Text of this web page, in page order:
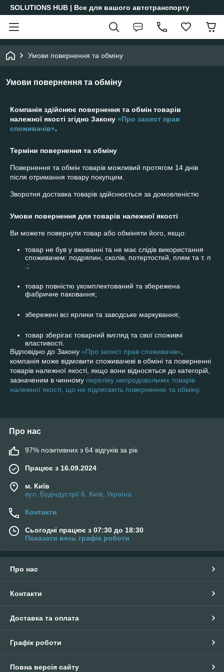
SOLUTIONS HUB | Все для вашого автотранспорту
Умови повернення та обміну
Умови повернення та обміну
Компанія здійснює повернення та обмін товарів
належної якості згідно Закону «Про захист прав
споживачів».
Терміни повернення та обміну
Повернення та обмін товарів можливий протягом 14 днів
після отримання товару покупцем.
Зворотня доставка товарів здійснюється за домовленістю
Умови повернення для товарів належної якості
Ви можете повернути товар або обміняти його, якщо:
товар не був у вживанні та не має слідів використання
споживачем: подряпин, сколів, потертостей, плям та т. п
.;
товар повністю укомплектований та збережена
фабричне паковання;
збережені всі ярлики та заводське маркування;
товар зберігає товарний вигляд та свої споживчі
властивості.
Відповідно до Закону «Про захист прав споживачів»
компанія може відмовити споживачеві в обміні та поверненні
товарів належної якості, якщо вони відносяться до категорій,
зазначеним в чинному переліку непродовольчих товарів
належної якості, що не підлягають поверненню та обміну.
Про нас
97% позитивних з 64 відгуків за рік
Працює з 16.09.2024
м. Київ
вул. Будіндустрії 6, Київ, Україна
Контакти
Сьогодні працює з 07:30 до 18:30
Показати весь графік роботи
Про нас
Контакти
Доставка та оплата
Графік роботи
Повна версія сайту